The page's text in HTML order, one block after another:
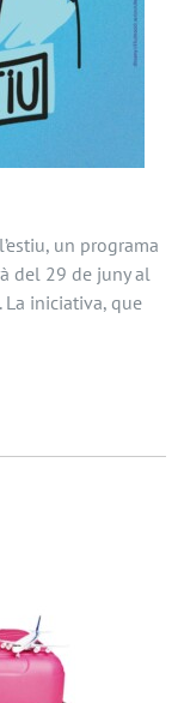
un programa
del 29 de juny al
La iniciativa, que